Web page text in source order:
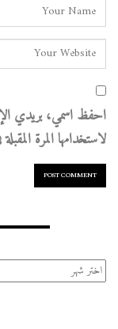
احفظ اسمي، بريدي
لاستخدامها المرة
الأرشيف